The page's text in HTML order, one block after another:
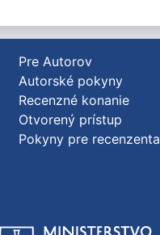
Pre Autorov
Autorské pokyny
Recenzné konanie
Otvorený prístup
Pokyny pre recenzenta